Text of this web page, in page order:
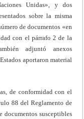
Unidas», y dos
sobre la misma
de documentos «en
con el párrafo 2 de la
adjuntó anexos
aportaron material
de conformidad con el
88 del Reglamento de
documentos susceptibles